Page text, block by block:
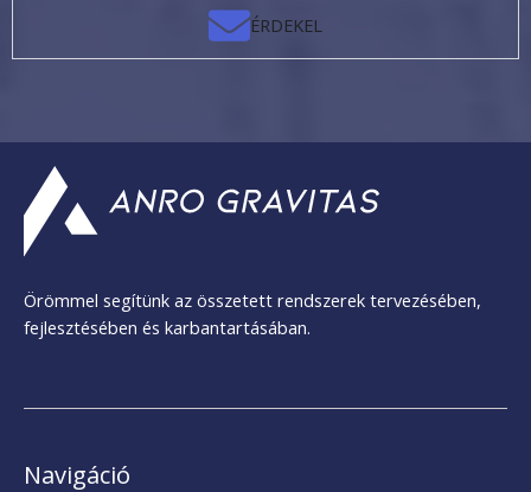
ÉRDEKEL
Örömmel segítünk az összetett rendszerek tervezésében,
fejlesztésében és karbantartásában.
Navigáció